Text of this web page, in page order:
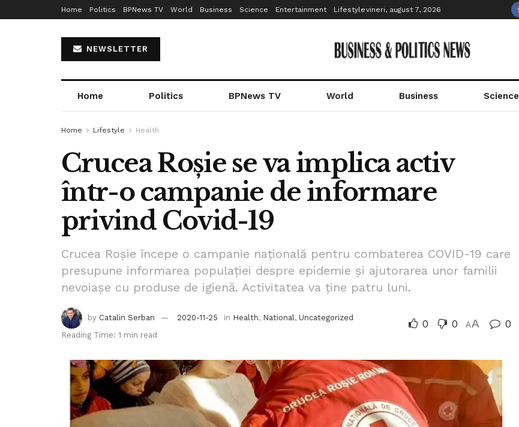
Home Politics BPNews TV World Business Science Entertainment Lifestylevineri, august 7, 2026
NEWSLETTER
Home Politics BPNews TV World Business Science
Home Lifestyle Health
Crucea Roșie se va implica activ
într-o campanie de informare
privind Covid-19
Crucea Roșie începe o campanie națională pentru combaterea COVID-19 care
presupune informarea populației despre epidemie și ajutorarea unor familii
nevoiașe cu produse de igienă. Activitatea va ține patru luni.
by Catalin Serban 2020-11-25 in Health, National , Uncategorized
Reading Time: 1 min read
0 0 AA 0